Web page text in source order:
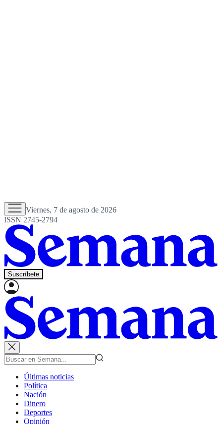
Viernes, 7 de agosto de 2026
ISSN 2745-2794
Suscríbete
Últimas noticias
Política
Nación
Dinero
Deportes
Opinión